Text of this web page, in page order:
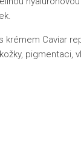
krémem Caviar
pigmentaci,